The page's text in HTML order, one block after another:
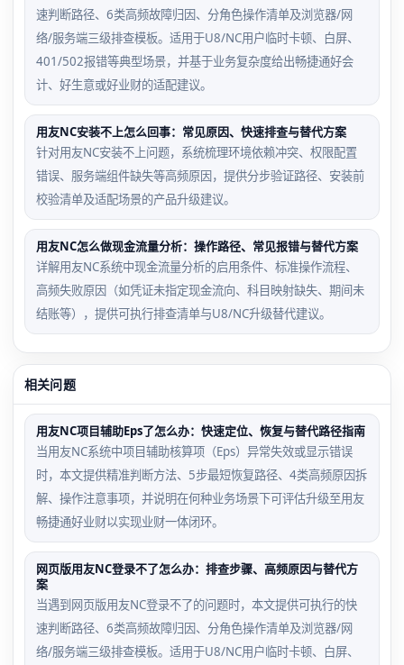
速判断路径、6类高频故障归因、分角色操作清单及浏览器/网
络/服务端三级排查模板。适用于U8/NC用户临时卡顿、白屏、
401/502报错等典型场景，并基于业务复杂度给出畅捷通好会
计、好生意或好业财的适配建议。
用友NC安装不上怎么回事：常见原因、快速排查与替代方案
针对用友NC安装不上问题，系统梳理环境依赖冲突、权限配置
错误、服务端组件缺失等高频原因，提供分步验证路径、安装前
校验清单及适配场景的产品升级建议。
用友NC怎么做现金流量分析：操作路径、常见报错与替代方案
详解用友NC系统中现金流量分析的启用条件、标准操作流程、
高频失败原因（如凭证未指定现金流向、科目映射缺失、期间未
结账等），提供可执行排查清单与U8/NC升级替代建议。
相关问题
用友NC项目辅助Eps了怎么办：快速定位、恢复与替代路径指南
当用友NC系统中项目辅助核算项（Eps）异常失效或显示错误
时，本文提供精准判断方法、5步最短恢复路径、4类高频原因拆
解、操作注意事项，并说明在何种业务场景下可评估升级至用友
畅捷通好业财以实现业财一体闭环。
网页版用友NC登录不了怎么办：排查步骤、高频原因与替代方
案
当遇到网页版用友NC登录不了的问题时，本文提供可执行的快
速判断路径、6类高频故障归因、分角色操作清单及浏览器/网
络/服务端三级排查模板。适用于U8/NC用户临时卡顿、白屏、